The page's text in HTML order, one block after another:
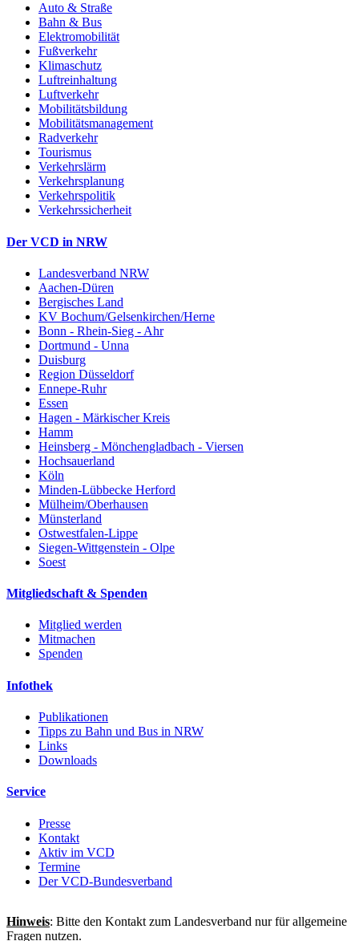
Auto & Straße
Bahn & Bus
Elektromobilität
Fußverkehr
Klimaschutz
Luftreinhaltung
Luftverkehr
Mobilitätsbildung
Mobilitätsmanagement
Radverkehr
Tourismus
Verkehrslärm
Verkehrsplanung
Verkehrspolitik
Verkehrssicherheit
Der VCD in NRW
Landesverband NRW
Aachen-Düren
Bergisches Land
KV Bochum/Gelsenkirchen/Herne
Bonn - Rhein-Sieg - Ahr
Dortmund - Unna
Duisburg
Region Düsseldorf
Ennepe-Ruhr
Essen
Hagen - Märkischer Kreis
Hamm
Heinsberg - Mönchengladbach - Viersen
Hochsauerland
Köln
Minden-Lübbecke Herford
Mülheim/Oberhausen
Münsterland
Ostwestfalen-Lippe
Siegen-Wittgenstein - Olpe
Soest
Mitgliedschaft & Spenden
Mitglied werden
Mitmachen
Spenden
Infothek
Publikationen
Tipps zu Bahn und Bus in NRW
Links
Downloads
Service
Presse
Kontakt
Aktiv im VCD
Termine
Der VCD-Bundesverband
Hinweis: Bitte den Kontakt zum Landesverband nur für allgemeine
Fragen nutzen.